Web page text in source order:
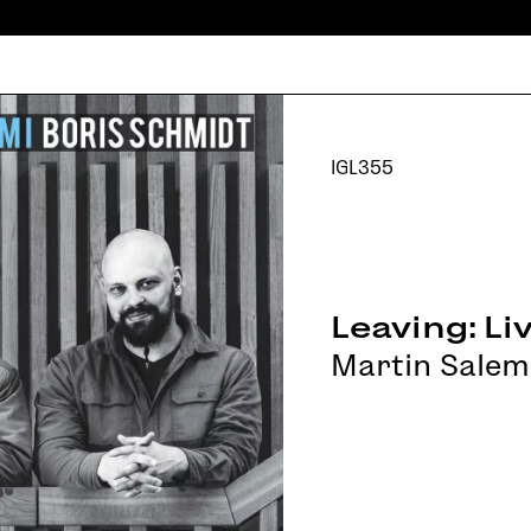
IGL355
Leaving:
Martin